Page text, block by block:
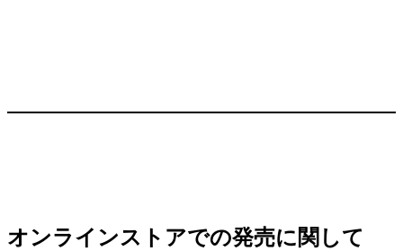
オンラインストアでの発売に関して